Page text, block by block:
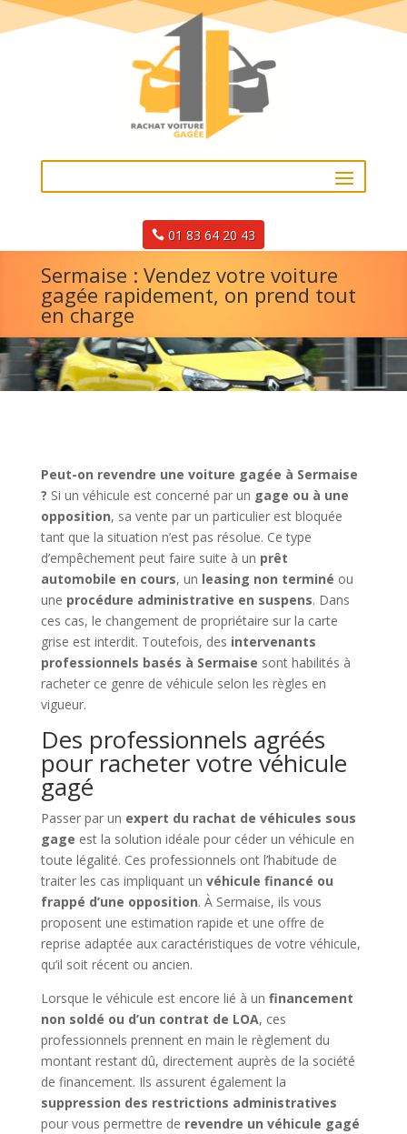
01 83 64 20 43
Sermaise : Vendez votre voiture
gagée rapidement, on prend tout
en charge
Peut-on revendre une voiture gagée à Sermaise
? Si un véhicule est concerné par un gage ou à une
opposition, sa vente par un particulier est bloquée
tant que la situation n’est pas résolue. Ce type
d’empêchement peut faire suite à un prêt
automobile en cours, un leasing non terminé ou
une procédure administrative en suspens. Dans
ces cas, le changement de propriétaire sur la carte
grise est interdit. Toutefois, des intervenants
professionnels basés à Sermaise sont habilités à
racheter ce genre de véhicule selon les règles en
vigueur.
Des professionnels agréés
pour racheter votre véhicule
gagé
Passer par un expert du rachat de véhicules sous
gage est la solution idéale pour céder un véhicule en
toute légalité. Ces professionnels ont l’habitude de
traiter les cas impliquant un véhicule financé ou
frappé d’une opposition. À Sermaise, ils vous
proposent une estimation rapide et une offre de
reprise adaptée aux caractéristiques de votre véhicule,
qu’il soit récent ou ancien.
Lorsque le véhicule est encore lié à un financement
non soldé ou d’un contrat de LOA, ces
professionnels prennent en main le règlement du
montant restant dû, directement auprès de la société
de financement. Ils assurent également la
suppression des restrictions administratives
pour vous permettre de revendre un véhicule gagé